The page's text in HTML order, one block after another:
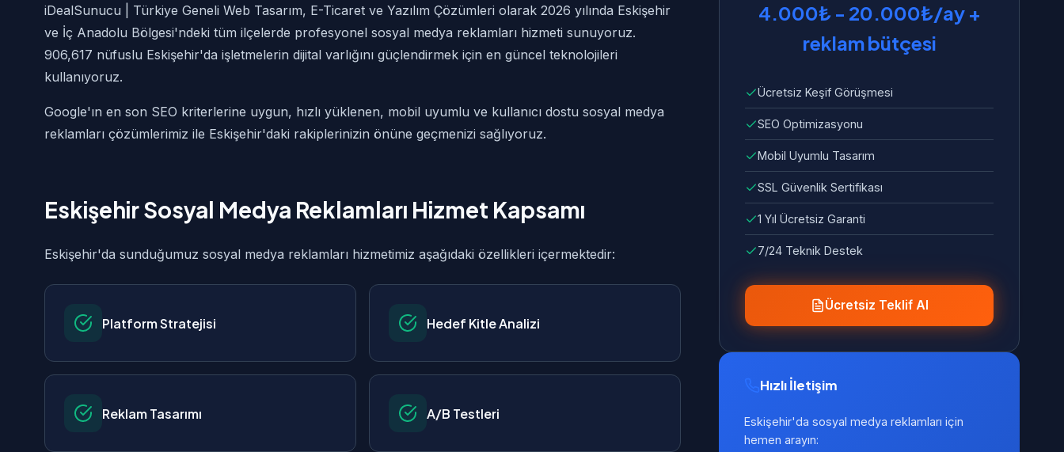
iDealSunucu | Türkiye Geneli Web Tasarım, E-Ticaret ve Yazılım Çözümleri olarak 2026 yılında Eskişehir
ve İç Anadolu Bölgesi'ndeki tüm ilçelerde profesyonel sosyal medya reklamları hizmeti sunuyoruz.
906,617 nüfuslu Eskişehir'da işletmelerin dijital varlığını güçlendirmek için en güncel teknolojileri
kullanıyoruz.
Google'ın en son SEO kriterlerine uygun, hızlı yüklenen, mobil uyumlu ve kullanıcı dostu sosyal medya
reklamları çözümlerimiz ile Eskişehir'daki rakiplerinizin önüne geçmenizi sağlıyoruz.
Eskişehir Sosyal Medya Reklamları Hizmet Kapsamı
Eskişehir'da sunduğumuz sosyal medya reklamları hizmetimiz aşağıdaki özellikleri içermektedir:
Platform Stratejisi Hedef Kitle Analizi
Reklam Tasarımı A/B Testleri
4.000₺ - 20.000₺/ay +
reklam bütçesi
Ücretsiz Keşif Görüşmesi
SEO Optimizasyonu
Mobil Uyumlu Tasarım
SSL Güvenlik Sertifikası
1 Yıl Ücretsiz Garanti
7/24 Teknik Destek
Ücretsiz Teklif Al
Hızlı İletişim
Eskişehir'da sosyal medya reklamları için
hemen arayın: